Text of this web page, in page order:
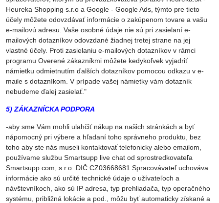
Heureka Shopping s.r.o a Google - Google Ads, týmto pre tieto
účely môžete odovzdávať informácie o zakúpenom tovare a vašu
e-mailovú adresu. Vaše osobné údaje nie sú pri zasielaní e-
mailových dotazníkov odovzdané žiadnej tretej strane na jej
vlastné účely. Proti zasielaniu e-mailových dotazníkov v rámci
programu Overené zákazníkmi môžete kedykoľvek vyjadriť
námietku odmietnutím ďalších dotazníkov pomocou odkazu v e-
maile s dotazníkom. V prípade vašej námietky vám dotazník
nebudeme ďalej zasielať."
5) ZÁKAZNÍCKA PODPORA
-aby sme Vám mohli ulahčiť nákup na našich stránkách a byť
nápomocný pri výbere a hľadaní toho správneho produktu, bez
toho aby ste nás museli kontaktovať telefonicky alebo emailom,
používame službu Smartsupp live chat od sprostredkovateľa
Smartsupp.com, s.r.o. DIČ CZ03668681 Spracovávateľ uchováva
informácie ako sú určité technické údaje o užívateľoch a
návštevníkoch, ako sú IP adresa, typ prehliadača, typ operačného
systému, približná lokácie a pod., môžu byť automaticky získané a